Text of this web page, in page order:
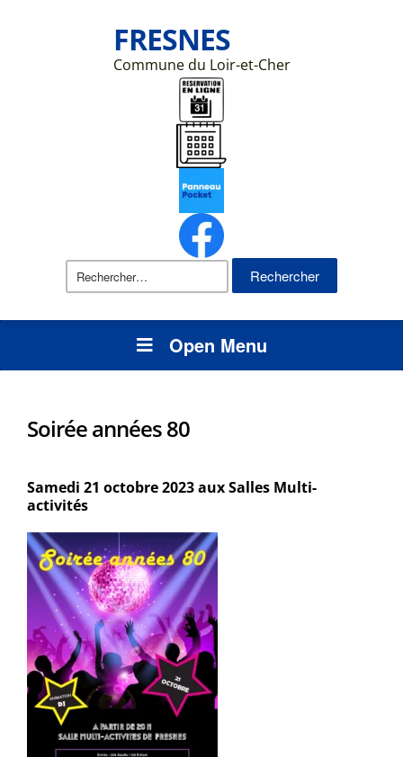
FRESNES
Commune du Loir-et-Cher
Rechercher :
Open Menu
Soirée années 80
Samedi 21 octobre 2023 aux Salles Multi-
activités